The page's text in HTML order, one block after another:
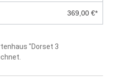
369,00 €*
"Dorset 3